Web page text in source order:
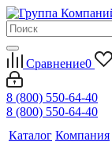
Сравнение0
8 (800) 550-64-40
8 (800) 550-64-40
Каталог Компания